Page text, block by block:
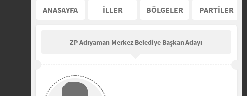
ANASAYFA İLLER BÖLGELER PARTİLER
ZP Adıyaman Merkez Belediye Başkan Adayı